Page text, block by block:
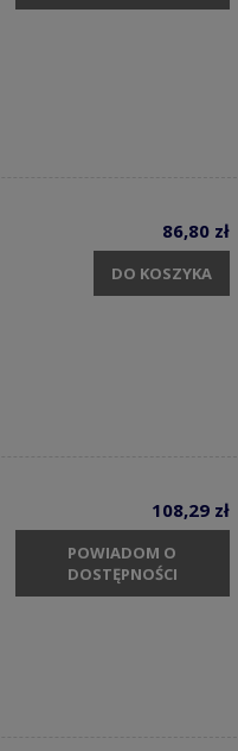
86,80 zł
DO KOSZYKA
108,29 zł
POWIADOM O
DOSTĘPNOŚCI